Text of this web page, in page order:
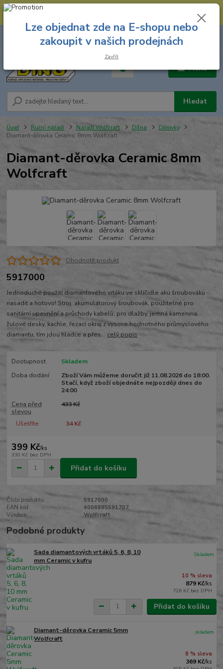
--- Spojovací materiál: 774 431 045 --- Prodejna nářadí: 731 449 423 --
Menu
Hledat
8.00 hod. - 16.00 hod.
za
Úvod Ruční nářadí Nářadí Wolfcraft Dílna
Děrovky
Diamant-děrovka Ceramic 8mm Wolfcraft
Diamant-děrovka Ceramic 8mm
Wolfcraft
Ohodnotit produkt
5917000
Jednoduché použití diamantového vrtáku ve sklíčidle aku šroubováku -
nasadit a hotovo! Stroj: akumulátorový šroubovák, použitelné pro
sanitární upevnění a průchody kabelů, pro dlažby, jemná kamenina,
žulové desky, kachle, řezací okraj z vysoce hodnotného průmyslového
diamantu, tím jdou hladce a přes... celý popis
Dostupnost
Skladem
Doba dodání
Zboží Vám můžeme doručit již 11.08.2026 do 18:00.
Stačí, když zboží objednáte nejpozději dnes do
24:00
Cena před
slevou
433 Kč
Ušetříte 34 Kč
399 Kč/ks
330 Kč bez DPH
Přidat do košíku
Číslo produktu:
5917000
EAN kód:
4006885591707
Výrobce:
Wolfcraft
Podobné produkty
Sada diamantových vrtáků 5, 6, 8, 10
mm Ceramic v kufru
10 % sleva
879 Kč/ks
726 Kč bez DPH
Skladem
Přidat do košíku
Diamant-děrovka Ceramic 5mm
Wolfcraft
8 % sleva
369 Kč/ks
skladem
Lze objednat zde na E-shopu nebo
zakoupit v našich prodejnách
Zavřít